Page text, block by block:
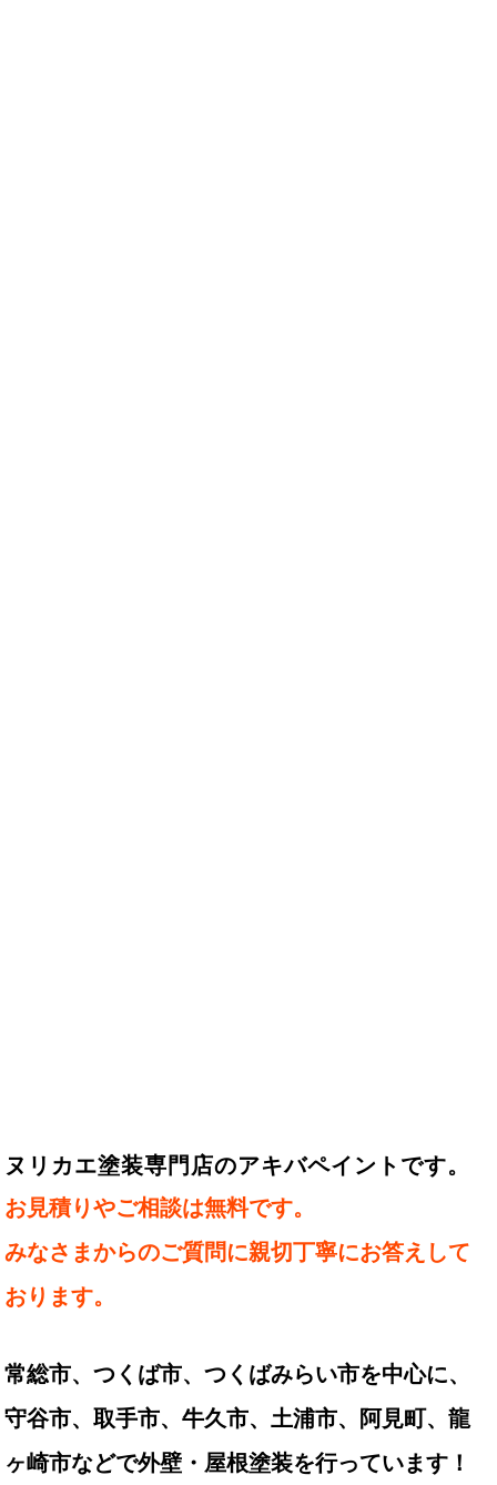
ヌリカエ塗装専門店のアキバペイントです。
お見積りやご相談は無料です。
みなさまからのご質問に親切丁寧にお答えして
おります。
常総市、つくば市、つくばみらい市を中心に、
守谷市、取手市、牛久市、土浦市、阿見町、龍
ヶ崎市などで外壁・屋根塗装を行っています！